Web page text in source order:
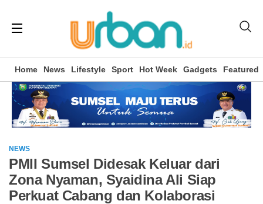
Home News Lifestyle Sport Hot Week Gadgets Featured
NEWS
PMII Sumsel Didesak Keluar dari
Zona Nyaman, Syaidina Ali Siap
Perkuat Cabang dan Kolaborasi